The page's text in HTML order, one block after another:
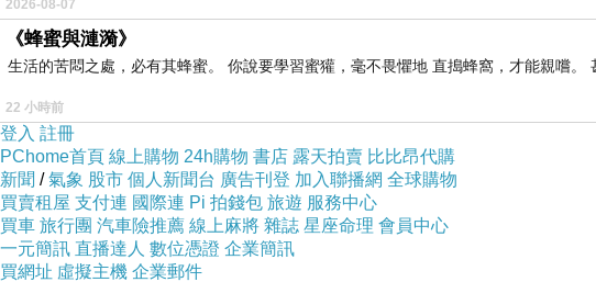
2026-08-07
《蜂蜜與漣漪》
生活的苦悶之處，必有其蜂蜜。 你說要學習蜜獾，毫不畏懼地 直搗蜂窩，才能親嚐
22 小時前
登入 註冊
PChome首頁 線上購物 24h購物 書店 露天拍賣 比比昂代購
新聞 /氣象 股市 個人新聞台 廣告刊登 加入聯播網 全球購物
買賣租屋 支付連 國際連 Pi 拍錢包 旅遊 服務中心
買車 旅行團 汽車險推薦 線上麻將 雜誌 星座命理 會員中心
一元簡訊 直播達人 數位憑證 企業簡訊
買網址 虛擬主機 企業郵件